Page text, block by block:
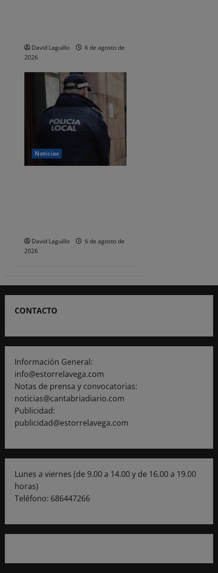
David Laguillo
6 de agosto de
2026
Noticias
David Laguillo
6 de agosto de
2026
CONTACTO
Información General:
info@estorrelavega.com
Notas de prensa y convocatorias:
noticias@cantabriadiario.com
Publicidad:
publicidad@estorrelavega.com
Lunes a viernes (de 9.00 a 14.00 y de 16.00 a 19.00
horas)
Teléfono: 686447266